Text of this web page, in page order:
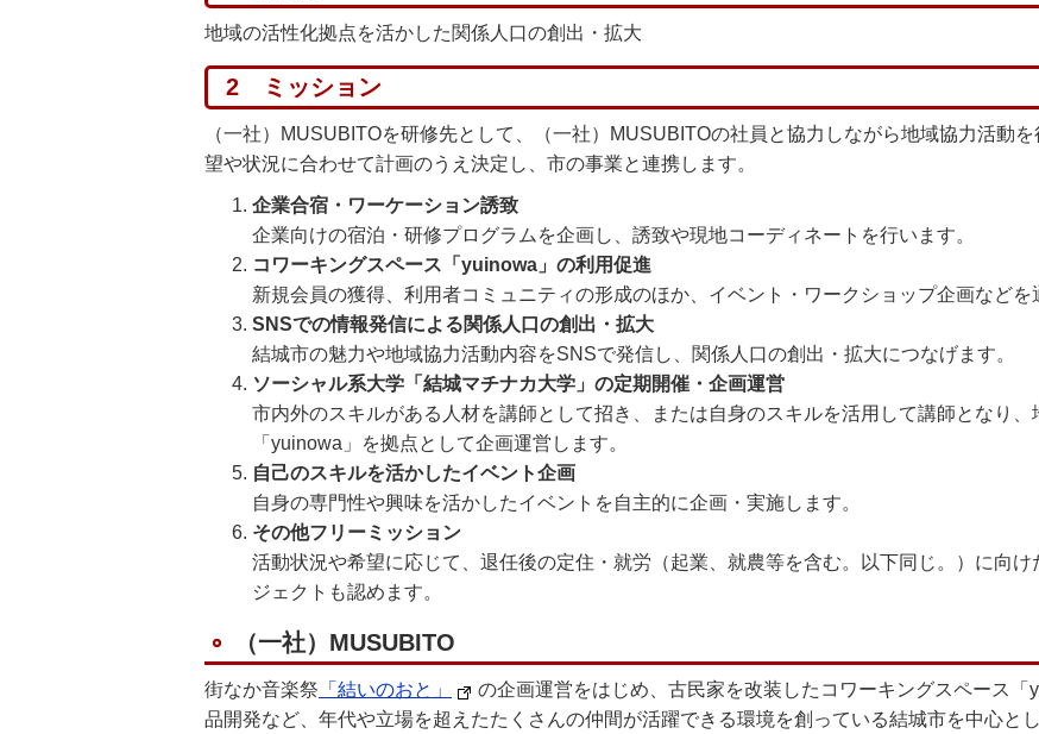
地域の活性化拠点を活かした関係人口の創出・拡大
2 ミッション
（一社）MUSUBITOを研修先として、（一社）MUSUBITOの社員と協力しながら地域協力活動
望や状況に合わせて計画のうえ決定し、市の事業と連携します。
企業合宿・ワーケーション誘致
企業向けの宿泊・研修プログラムを企画し、誘致や現地コーディネートを行います。
コワーキングスペース「yuinowa」の利用促進
新規会員の獲得、利用者コミュニティの形成のほか、イベント・ワークショップ企画などを
SNSでの情報発信による関係人口の創出・拡大
結城市の魅力や地域協力活動内容をSNSで発信し、関係人口の創出・拡大につなげます。
ソーシャル系大学「結城マチナカ大学」の定期開催・企画運営
市内外のスキルがある人材を講師として招き、または自身のスキルを活用して講師となり
「yuinowa」を拠点として企画運営します。
自己のスキルを活かしたイベント企画
自身の専門性や興味を活かしたイベントを自主的に企画・実施します。
その他フリーミッション
活動状況や希望に応じて、退任後の定住・就労（起業、就農等を含む。以下同じ。）に向
ジェクトも認めます。
（一社）MUSUBITO
街なか音楽祭 「結いのおと」
の企画運営をはじめ、古民家を改装したコワーキングスペース
品開発など、年代や立場を超えたたくさんの仲間が活躍できる環境を創っている結城市を中心と